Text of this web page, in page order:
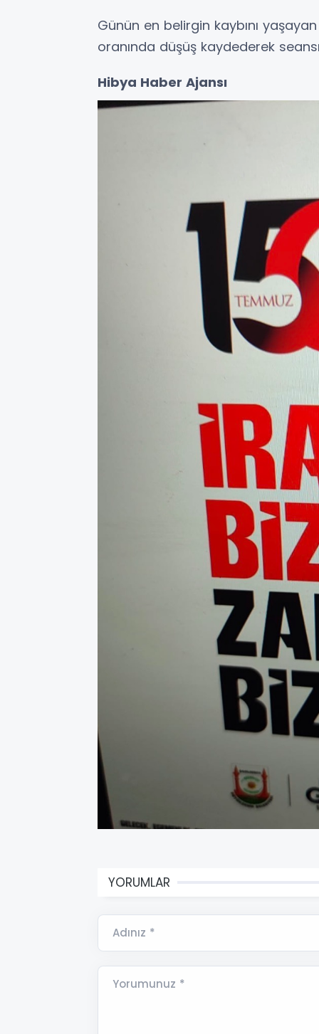
Günün en belirgin kaybını
oranında düşüş kaydederek
Hibya Haber Ajansı
YORUMLAR
Adınız *
Yorumunuz *